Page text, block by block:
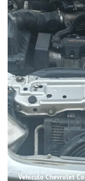
Vehículo Chevrolet